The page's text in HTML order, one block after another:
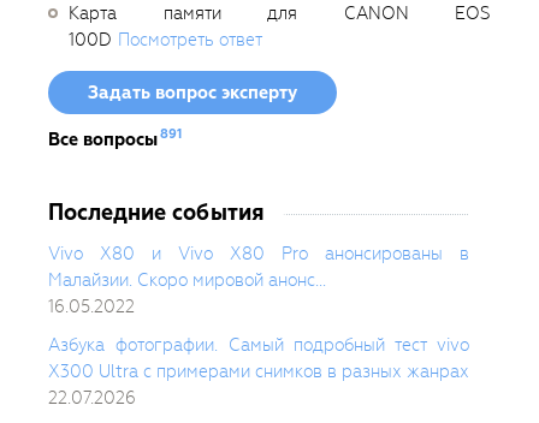
Карта памяти для CANON EOS
100D Посмотреть ответ
Задать вопрос эксперту
Все вопросы891
Последние события
Vivo X80 и Vivo X80 Pro анонсированы в
Малайзии. Скоро мировой анонс...
16.05.2022
Азбука фотографии. Самый подробный тест vivo
X300 Ultra с примерами снимков в разных жанрах
22.07.2026